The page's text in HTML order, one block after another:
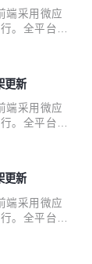
端采用微应
。全平台采
适合软件开
级信息化系
系统（每日
户 名：admi
更新
端采用微应
。全平台采
适合软件开
级信息化系
04-
，支持配置
更新
端采用微应
。全平台采
适合软件开